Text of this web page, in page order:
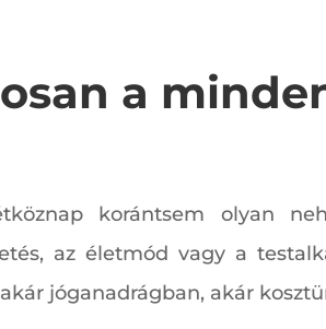
a
korántsem olyan
az életmód vagy a
jóganadrágban, akár